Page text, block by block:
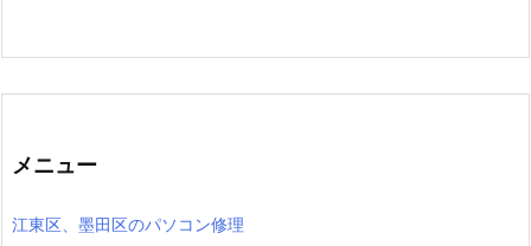
メニュー
江東区、墨田区のパソコン修理